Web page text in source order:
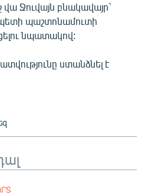
վա Ջուվայն բնակավայր`
պաշտոնամուտի
նպատակով:
ստանձնել է